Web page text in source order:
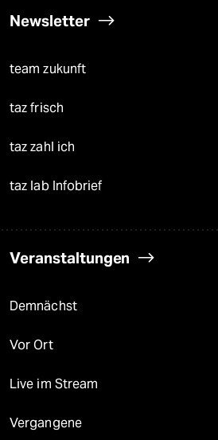
Newsletter
team zukunft
taz frisch
taz zahl ich
taz lab Infobrief
Veranstaltungen
Demnächst
Vor Ort
Live im Stream
Vergangene